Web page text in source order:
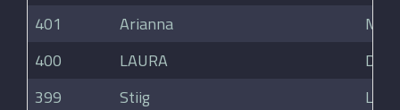
401
Arianna
400
LAURA
DE
399
Stiig